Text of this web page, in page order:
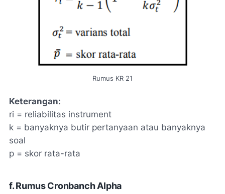
Rumus KR 21
Keterangan:
ri = reliabilitas instrument
k = banyaknya butir pertanyaan atau banyaknya
soal
p = skor rata-rata
f. Rumus Cronbanch Alpha